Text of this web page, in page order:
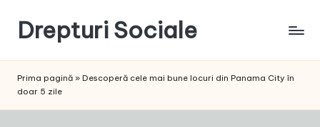
content
Drepturi Sociale
Sociale:
Prima pagină » Descoperă cele mai bune locuri din Panama City în
doar 5 zile